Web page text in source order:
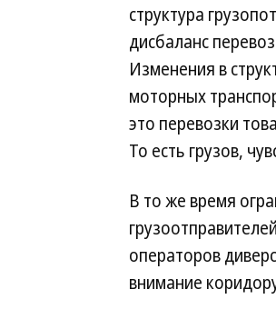
структура
дисбаланс
Изменения в
моторных
это перевозки
То есть грузов,
В то же время
операторов
внимание